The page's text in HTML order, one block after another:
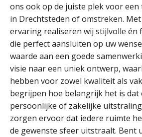
ons ook op de juiste plek voor
in Drechtsteden of omstreken.
ervaring realiseren wij stijlvolle én
die perfect aansluiten op uw
waarde aan een goede
visie naar een uniek ontwerp,
hebben voor zowel kwaliteit als
begrijpen hoe belangrijk het is
persoonlijke of zakelijke
zorgen ervoor dat iedere ruimte
de gewenste sfeer uitstraalt. Bent